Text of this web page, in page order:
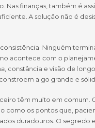
finanças, também é
A solução não é
Ninguém
acontece com o
constância e visão de
algo grande e
têm muito em comum.
como os pontos que,
duradouros. O